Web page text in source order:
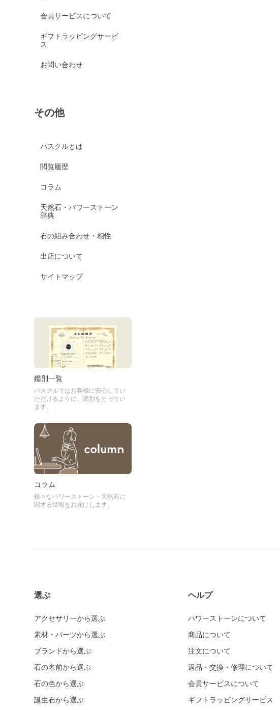
会員サービスについて
ギフトラッピングサービ
ス
お問い合わせ
その他
パスクルとは
閲覧履歴
コラム
天然石・パワーストーン
辞典
石の組み合わせ・相性
出店について
サイトマップ
鑑別一覧
パスクルではお客様に安心してい
ただけるように、鑑別をとってい
ます。
コラム
様々なパワーストーン・天然石に
関する情報をお届けします。
選ぶ
アクセサリーから選ぶ
素材・パーツから選ぶ
ブランドから選ぶ
石の名前から選ぶ
石の色から選ぶ
誕生石から選ぶ
ヘルプ
パワーストーンについて
商品について
注文について
返品・交換・修理について
会員サービスについて
ギフトラッピングサービス